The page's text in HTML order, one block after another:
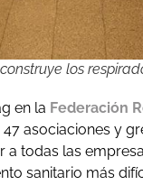
los
en la Federación
asociaciones y
todas las
sanitario más